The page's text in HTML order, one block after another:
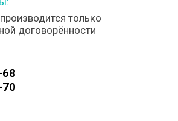
только
договорённости